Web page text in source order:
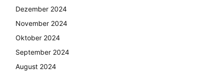
Dezember 2024
November 2024
Oktober 2024
September 2024
August 2024